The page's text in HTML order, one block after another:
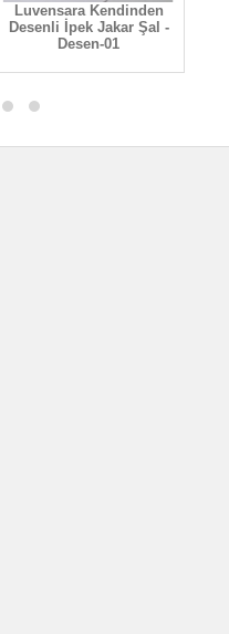
Luvensara Kendinden
Desenli İpek Jakar Şal -
Desen-01